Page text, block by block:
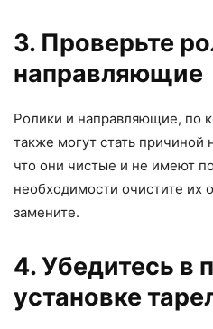
3. Проверьте
направляющие
Ролики и направляющие, по
также могут стать причиной
что они чистые и не имеют
необходимости очистите их
замените.
4. Убедитесь в
установке